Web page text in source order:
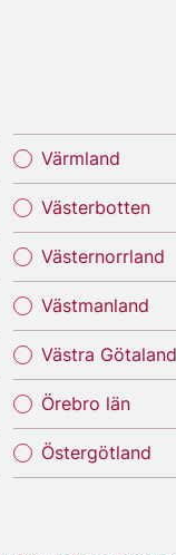
Värmland
Västerbotten
Västernorrland
Västmanland
Västra Götaland
Örebro län
Östergötland